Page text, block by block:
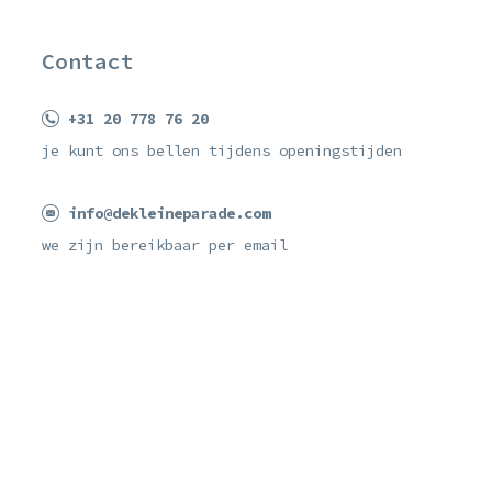
Contact
+31 20 778 76 20
je kunt ons bellen tijdens openingstijden
info@dekleineparade.com
we zijn bereikbaar per email